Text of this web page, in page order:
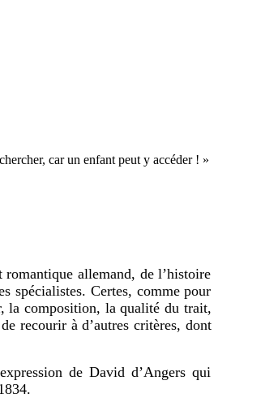
car un enfant peut y accéder ! »
allemand, de l’histoire
spécialistes. Certes, comme pour
la composition, la qualité du trait,
recourir à d’autres critères, dont
de David d’Angers qui